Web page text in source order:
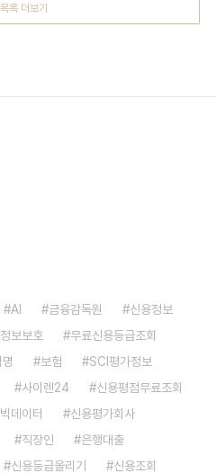
진행하는
목록 더보기
AI 금융감독원
신용정보
보보호
무료신용등급조회
보험
SCI평가정보
사이렌24
신용평점무료조회
빅데이터
신용평가회사
직장인
은행대출
신용등급올리기 신용조회